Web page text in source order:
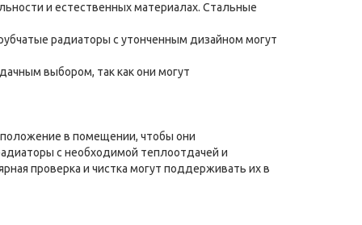
и естественных материалах. Стальные
радиаторы с утонченным дизайном могут
выбором, так как они могут
в помещении, чтобы они
с необходимой теплоотдачей и
проверка и чистка могут поддерживать их в